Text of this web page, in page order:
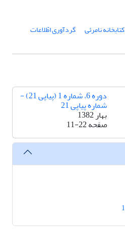
کتابخانه نامرئی گردآوری اطّلاعات
دوره 6، شماره 1 (پیاپی 21) -
شماره پیاپی 21
بهار 1382
صفحه11-22